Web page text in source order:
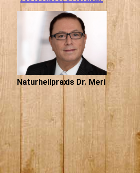
Naturheilpraxis Dr. Meri